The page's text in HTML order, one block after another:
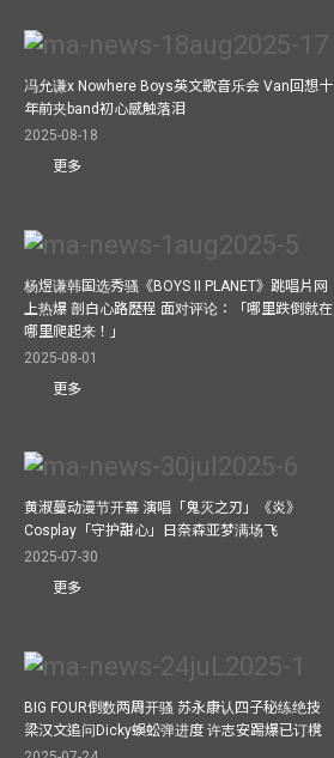
冯允谦x Nowhere Boys英文歌音乐会 Van回想十
年前夹band初心感触落泪
2025-08-18
更多
杨煜谦韩国选秀骚《BOYS II PLANET》跳唱片网
上热爆 剖白心路歷程 面对评论：「哪里跌倒就在
哪里爬起来！」
2025-08-01
更多
黄淑蔓动漫节开幕 演唱「鬼灭之刃」《炎》
Cosplay「守护甜心」日奈森亚梦满场飞
2025-07-30
更多
BIG FOUR倒数两周开骚 苏永康认四子秘练绝技
梁汉文追问Dicky蜈蚣弹进度 许志安踢爆已订櫈